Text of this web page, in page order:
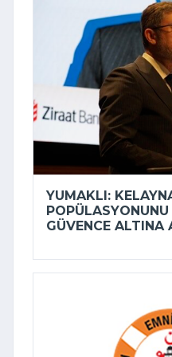
YUMAKLI:
GÜVENCE ALTINA